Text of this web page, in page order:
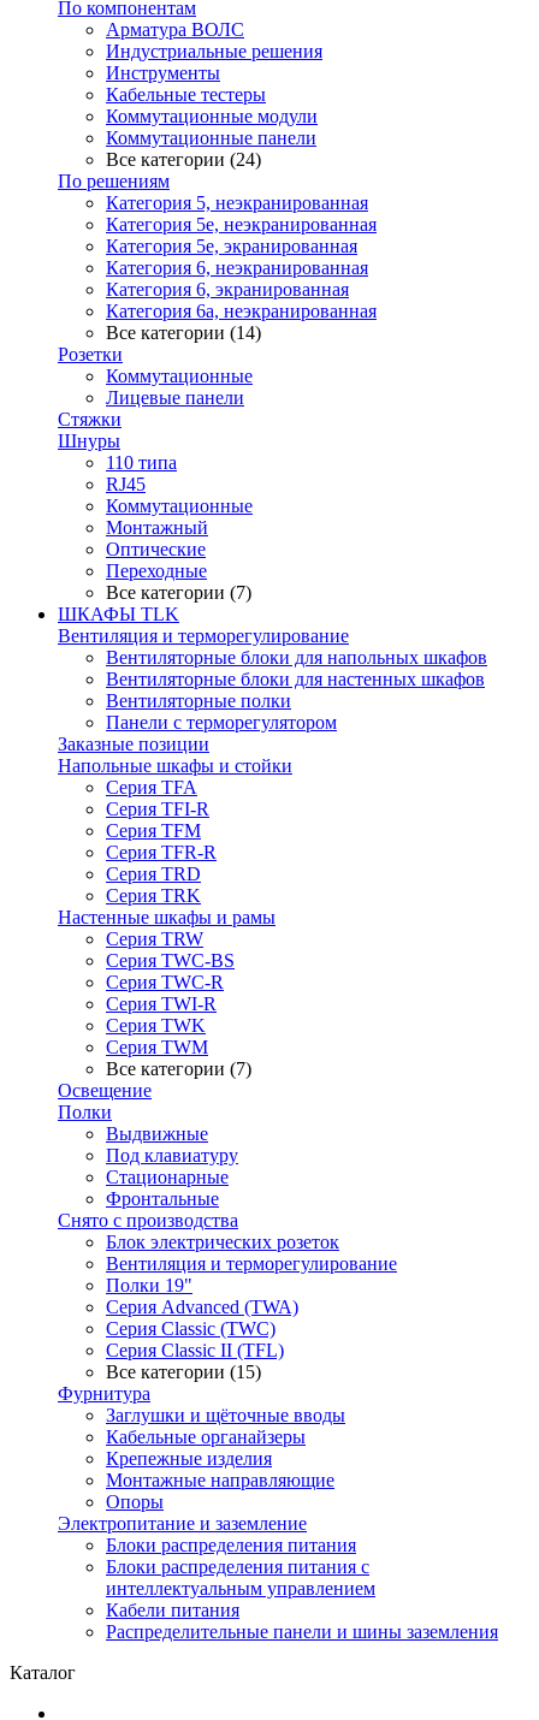
По компонентам
Арматура ВОЛС
Индустриальные решения
Инструменты
Кабельные тестеры
Коммутационные модули
Коммутационные панели
Все категории (24)
По решениям
Категория 5, неэкранированная
Категория 5е, неэкранированная
Категория 5е, экранированная
Категория 6, неэкранированная
Категория 6, экранированная
Категория 6а, неэкранированная
Все категории (14)
Розетки
Коммутационные
Лицевые панели
Стяжки
Шнуры
110 типа
RJ45
Коммутационные
Монтажный
Оптические
Переходные
Все категории (7)
ШКАФЫ TLK
Вентиляция и терморегулирование
Вентиляторные блоки для напольных шкафов
Вентиляторные блоки для настенных шкафов
Вентиляторные полки
Панели с терморегулятором
Заказные позиции
Напольные шкафы и стойки
Серия TFA
Серия TFI-R
Серия TFM
Серия TFR-R
Серия TRD
Серия TRK
Настенные шкафы и рамы
Серия TRW
Серия TWC-BS
Серия TWC-R
Серия TWI-R
Серия TWK
Серия TWM
Все категории (7)
Освещение
Полки
Выдвижные
Под клавиатуру
Стационарные
Фронтальные
Снято с производства
Блок электрических розеток
Вентиляция и терморегулирование
Полки 19"
Серия Advanced (TWA)
Серия Classic (TWC)
Серия Classic II (TFL)
Все категории (15)
Фурнитура
Заглушки и щёточные вводы
Кабельные органайзеры
Крепежные изделия
Монтажные направляющие
Опоры
Электропитание и заземление
Блоки распределения питания
Блоки распределения питания с
интеллектуальным управлением
Кабели питания
Распределительные панели и шины заземления
Каталог